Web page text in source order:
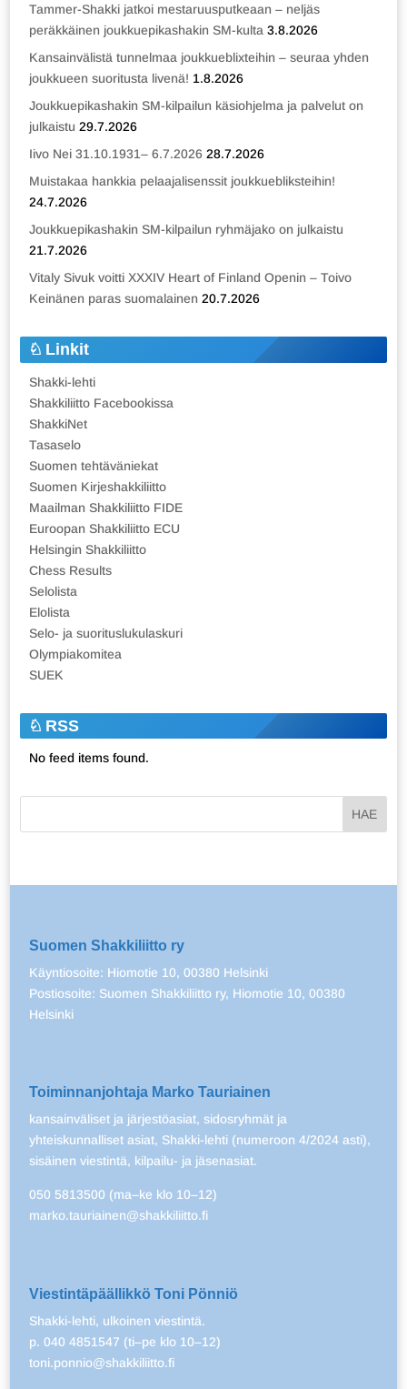
Tammer-Shakki jatkoi mestaruusputkeaan – neljäs
peräkkäinen joukkuepikashakin SM-kulta 3.8.2026
Kansainvälistä tunnelmaa joukkueblixteihin – seuraa yhden
joukkueen suoritusta livenä! 1.8.2026
Joukkuepikashakin SM-kilpailun käsiohjelma ja palvelut on
julkaistu 29.7.2026
Iivo Nei 31.10.1931– 6.7.2026 28.7.2026
Muistakaa hankkia pelaajalisenssit joukkuebliksteihin!
24.7.2026
Joukkuepikashakin SM-kilpailun ryhmäjako on julkaistu
21.7.2026
Vitaly Sivuk voitti XXXIV Heart of Finland Openin – Toivo
Keinänen paras suomalainen 20.7.2026
Linkit
Shakki-lehti
Shakkiliitto Facebookissa
ShakkiNet
Tasaselo
Suomen tehtäväniekat
Suomen Kirjeshakkiliitto
Maailman Shakkiliitto FIDE
Euroopan Shakkiliitto ECU
Helsingin Shakkiliitto
Chess Results
Selolista
Elolista
Selo- ja suorituslukulaskuri
Olympiakomitea
SUEK
RSS
No feed items found.
Suomen Shakkiliitto ry
Käyntiosoite: Hiomotie 10, 00380 Helsinki
Postiosoite: Suomen Shakkiliitto ry, Hiomotie 10, 00380
Helsinki
Toiminnanjohtaja Marko Tauriainen
kansainväliset ja järjestöasiat, sidosryhmät ja
yhteiskunnalliset asiat, Shakki-lehti (numeroon 4/2024 asti),
sisäinen viestintä, kilpailu- ja jäsenasiat.
050 5813500 (ma–ke klo 10–12)
marko.tauriainen@shakkiliitto.fi
Viestintäpäällikkö Toni Pönniö
Shakki-lehti, ulkoinen viestintä.
p. 040 4851547 (ti–pe klo 10–12)
toni.ponnio@shakkiliitto.fi